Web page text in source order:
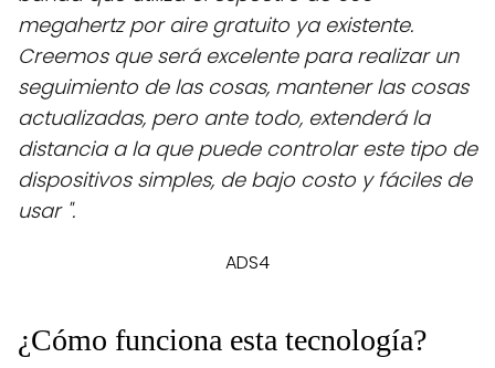
megahertz por aire gratuito ya existente.
Creemos que será excelente para realizar un
seguimiento de las cosas, mantener las cosas
actualizadas, pero ante todo, extenderá la
distancia a la que puede controlar este tipo de
dispositivos simples, de bajo costo y fáciles de
usar ".
ADS4
¿Cómo funciona esta tecnología?